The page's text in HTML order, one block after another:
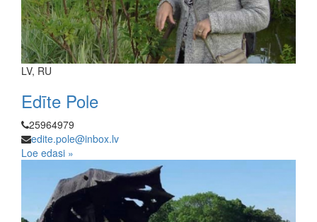
LV, RU
Edīte Pole
25964979
edite.pole@inbox.lv
Loe edasi »